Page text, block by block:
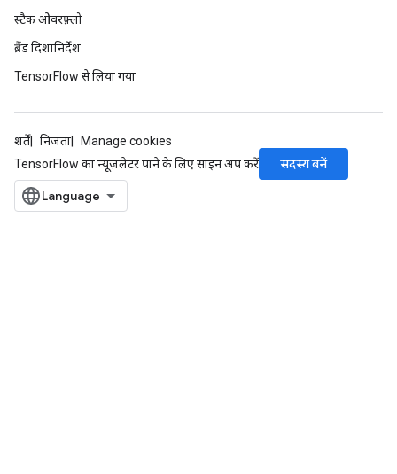
स्टैक ओवरफ़्लो
ब्रैंड दिशानिर्देश
TensorFlow से लिया गया
शर्तें निजता
Manage cookies
TensorFlow का न्यूज़लेटर पाने के लिए साइन अप करें
सदस्य बनें